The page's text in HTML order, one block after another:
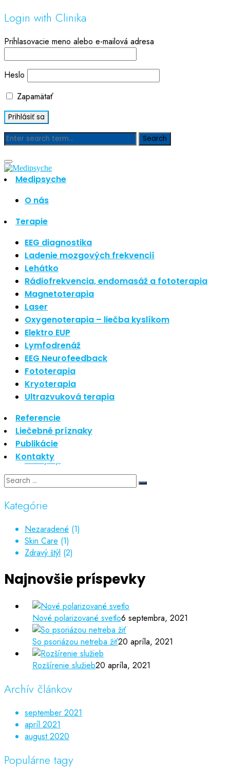
Login with Clinika
Prihlasovacie meno alebo e-mailová adresa
Heslo
Zapamätať
Medipsyche
O nás
Terapie
EEG diagnostika
Ladenie mozgových frekvencií
Lehátko
Rádiofrekvencia, endomasáž a fototerapia
Magnetoterapia
Laser
Oxygenoterapia – liečba kyslíkom
Elektro EUP
Lymfodrenáž
EEG Neurofeedback
Fototerapia
Kryoterapia
Ultrazvuková terapia
Referencie
Liečebné príznaky
Publikácie
Kontakty
Blog
Hľadať
Najnovšie články
Nové polarizované svetlo
So psoriázou netreba žiť
Rozšírenie služieb
Hudba a vývoj mozgu
Najnovšie komentáre
Žiadne komentáre na zobrazenie.
Archív
september 2021
apríl 2021
august 2020
Kategórie
Nezaradené
Skin Care
Zdravý štýl
Kategórie
Nezaradené (1)
Skin Care (1)
Zdravý štýl (2)
Najnovšie príspevky
Nové polarizované svetlo6 septembra, 2021
So psoriázou netreba žiť20 apríla, 2021
Rozšírenie služieb20 apríla, 2021
Archív článkov
september 2021
apríl 2021
august 2020
Populárne tagy